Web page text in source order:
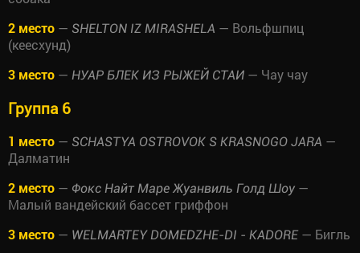
2 место — SHELTON IZ MIRASHELA — Вольфшпиц
(кеесхунд)
3 место — НУАР БЛЕК ИЗ РЫЖЕЙ СТАИ — Чау чау
Группа 6
1 место — SCHASTYA OSTROVOK S KRASNOGO JARA —
Далматин
2 место — Фокс Найт Маре Жуанвиль Голд Шоу —
Малый вандейский бассет гриффон
3 место — WELMARTEY DOMEDZHE-DI - KADORE — Бигль